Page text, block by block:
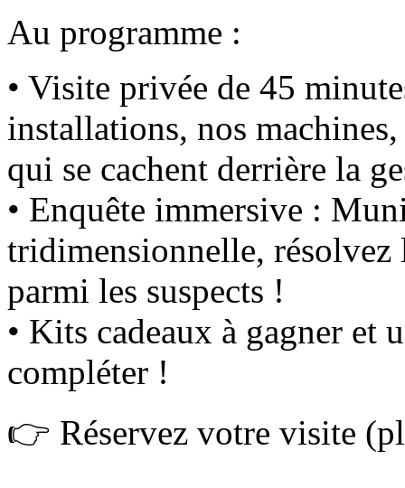
Au programme :
• Visite privée de 45
installations, nos
qui se cachent derrière la
• Enquête immersive :
tridimensionnelle, résolvez
parmi les suspects !
• Kits cadeaux à gagner et
compléter !
👉 Réservez votre visite